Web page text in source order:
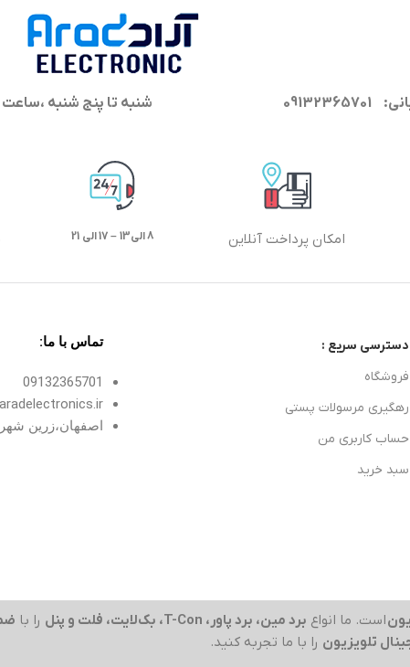
شنبه تا پنج شنبه ،ساعت 9الی13 و 17 الی 20 پاسخگوی شما
امکان پرداخت آنلاین 8 الی13 – 17 الی 21
دسترسی سریع :
فروشگاه
رهگیری مرسولات پستی
حساب کاربری من
سبد خرید
تماس با ما:
09132365701
اصفهان،زرین شهر
است. ما انواع برد مین، برد پاور، T-Con، بک‌لایت، فلت و پنل را با
تلویزیون را با ما تجربه کنید.